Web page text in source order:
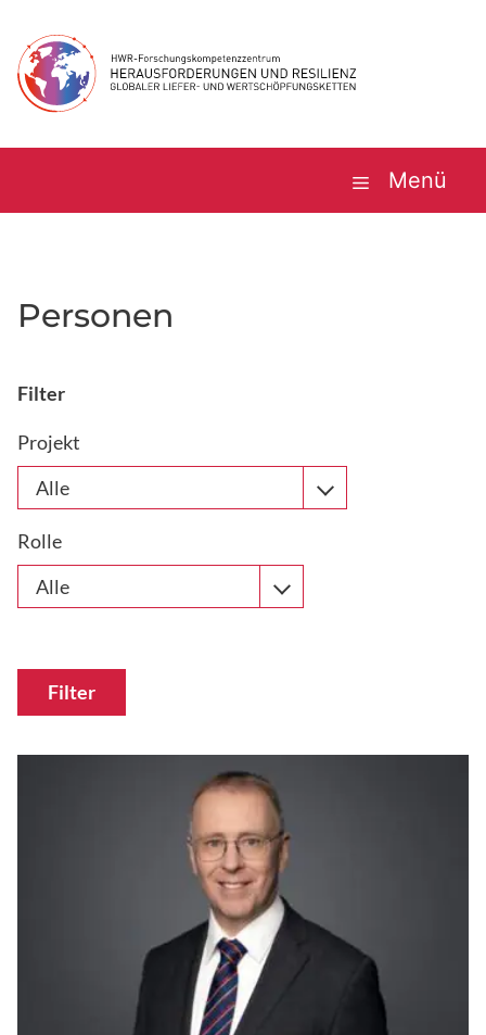
Inhalt
springen
Menü
Personen
Filter
Projekt
Alle
Rolle
Alle
Filter